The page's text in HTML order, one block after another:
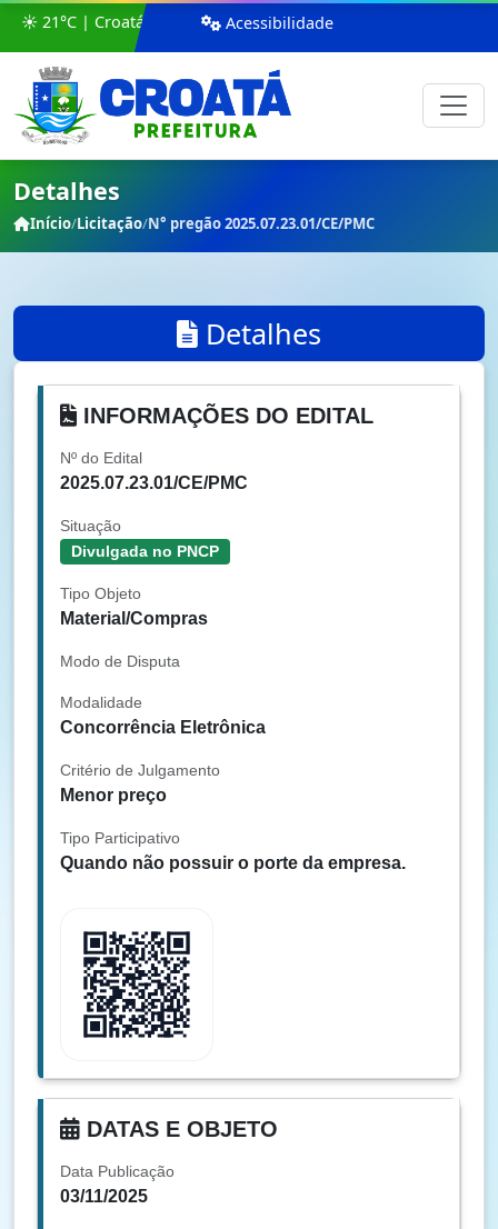
Acessibilidade
☀️ 21°C | Croatá
Detalhes
Início/Licitação/N° pregão 2025.07.23.01/CE/PMC
Detalhes
INFORMAÇÕES DO EDITAL
Nº do Edital
2025.07.23.01/CE/PMC
Situação
Divulgada no PNCP
Tipo Objeto
Material/Compras
Modo de Disputa
Modalidade
Concorrência Eletrônica
Critério de Julgamento
Menor preço
Tipo Participativo
Quando não possuir o porte da empresa.
DATAS E OBJETO
Data Publicação
03/11/2025